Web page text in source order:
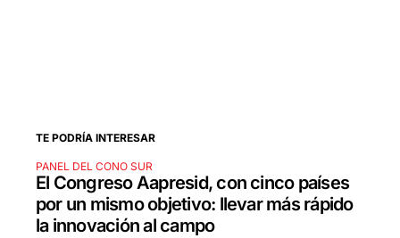
TE PODRÍA INTERESAR
PANEL DEL CONO SUR
El Congreso Aapresid, con cinco países
por un mismo objetivo: llevar más rápido
la innovación al campo